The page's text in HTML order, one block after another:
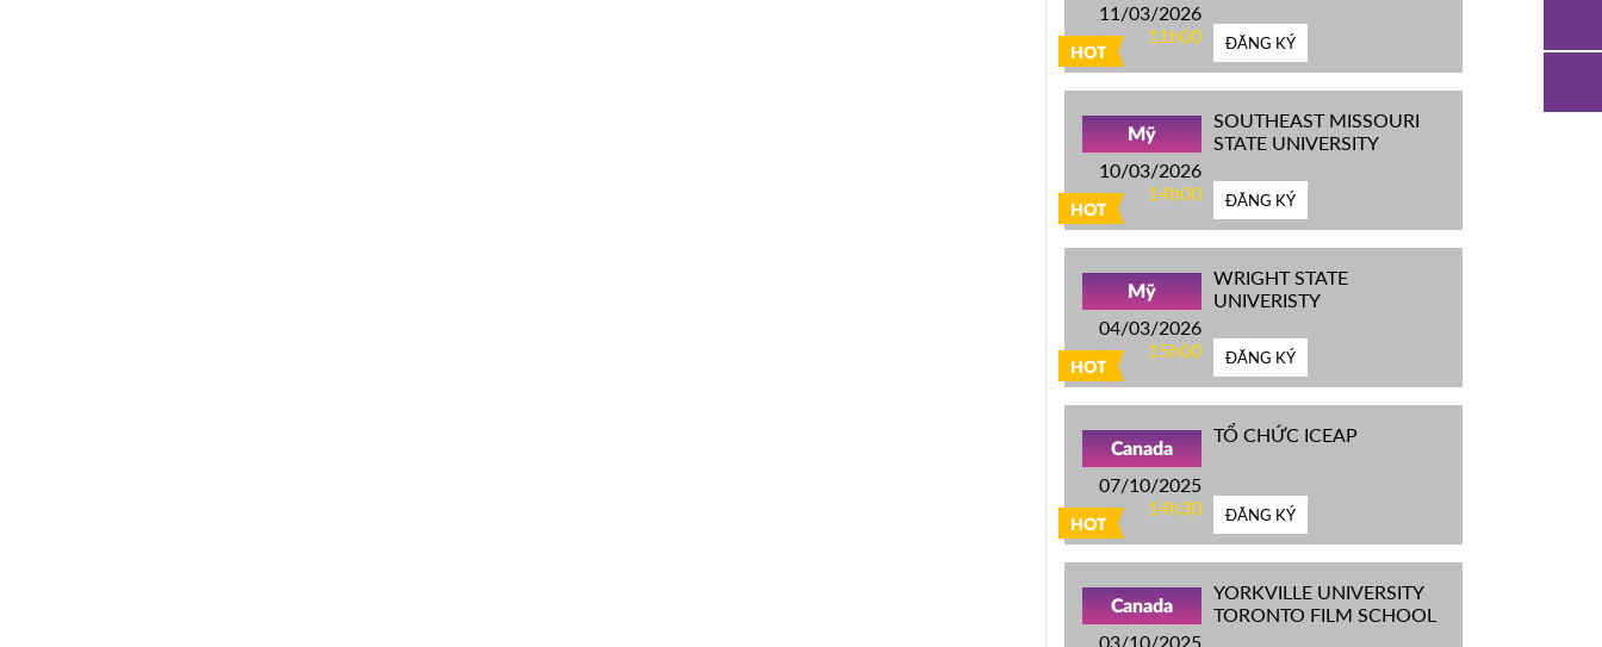
HOT
11/03/2026
11h00
ĐĂNG KÝ
HOT
Mỹ
10/03/2026
14h00
SOUTHEAST MISSOURI
STATE UNIVERSITY
ĐĂNG KÝ
HOT
Mỹ
04/03/2026
15h00
WRIGHT STATE
UNIVERISTY
ĐĂNG KÝ
HOT
Canada
07/10/2025
14h30
TỔ CHỨC ICEAP
ĐĂNG KÝ
Canada
03/10/2025
YORKVILLE UNIVERSITY
TORONTO FILM SCHOOL